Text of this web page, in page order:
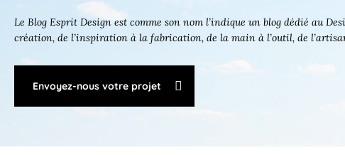
Le Blog Esprit Design est comme son nom l’indique un blog dédié au
création, de l’inspiration à la fabrication, de la main à l’outil, de
Envoyez-nous votre projet